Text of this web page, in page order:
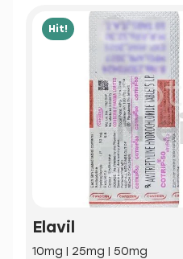
Hit!
Elavil
10mg | 25mg | 50mg